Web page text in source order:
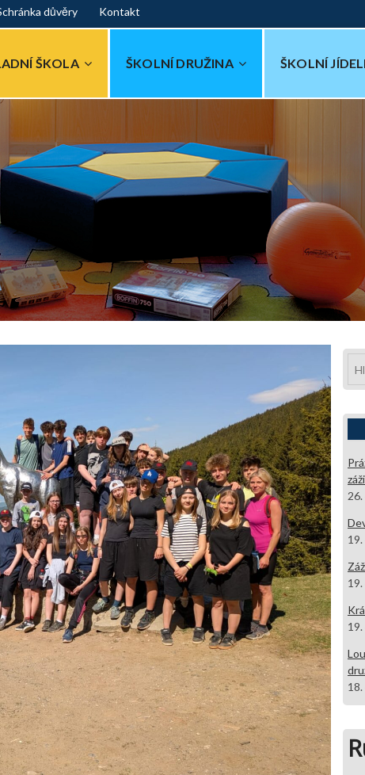
důvěry Kontakt
ŠKOLA ŠKOLNÍ DRUŽINA ŠKOLNÍ